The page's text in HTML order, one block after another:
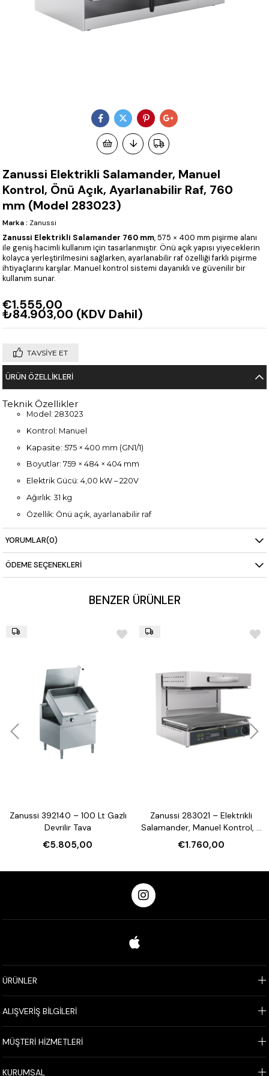
Zanussi Elektrikli Salamander, Manuel
Kontrol, Önü Açık, Ayarlanabilir Raf, 760
mm (Model 283023)
Marka : Zanussi
Zanussi Elektrikli Salamander 760 mm, 575 × 400 mm pişirme alanı
ile geniş hacimli kullanım için tasarlanmıştır. Önü açık yapısı yiyeceklerin
kolayca yerleştirilmesini sağlarken, ayarlanabilir raf özelliği farklı pişirme
ihtiyaçlarını karşılar. Manuel kontrol sistemi dayanıklı ve güvenilir bir
kullanım sunar.
€1.555,00
₺84.903,00 (KDV Dahil)
TAVSIYE ET
ÜRÜN ÖZELLIKLERI
Teknik Özellikler
Model: 283023
Kontrol: Manuel
Kapasite: 575 × 400 mm (GN1/1)
Boyutlar: 759 × 484 × 404 mm
Elektrik Gücü: 4,00 kW – 220V
Ağırlık: 31 kg
Özellik: Önü açık, ayarlanabilir raf
YORUMLAR(0)
ÖDEME SEÇENEKLERI
BENZER ÜRÜNLER
Zanussi 392140 – 100 Lt Gazlı
Devrilir Tava
€5.805,00
Zanussi 283021 – Elektrikli
Salamander, Manuel Kontrol, 3
Tarafı Açık, 600 mm
€1.760,00
ÜRÜNLER
ALIŞVERİŞ BİLGİLERİ
MÜŞTERİ HİZMETLERİ
KURUMSAL